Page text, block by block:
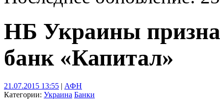
НБ Украины
банк «Капитал»
21.07.2015 13:55 | АФН
Категории: Украина Банки